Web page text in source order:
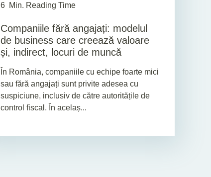
6 Min. Reading Time
Companiile fără angajați: modelul
de business care creează valoare
și, indirect, locuri de muncă
În România, companiile cu echipe foarte mici
sau fără angajați sunt privite adesea cu
suspiciune, inclusiv de către autoritățile de
control fiscal. În acelaș...